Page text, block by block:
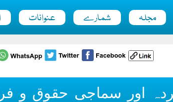
مجلہ شمارے عنوانات
اور سماجی حقوق و